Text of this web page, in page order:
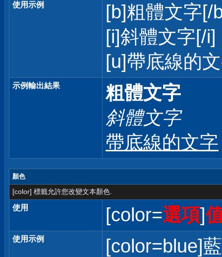
使用示例
[b]粗體文字[/
[i]斜體文字[/i]
[u]帶底線的
示例輸出結果
粗體文字
斜體文字
帶底線的文字
顏色
[color] 標籤允許您改變文本顏色.
使用 [color=選項]
使用示例 [color=blue]